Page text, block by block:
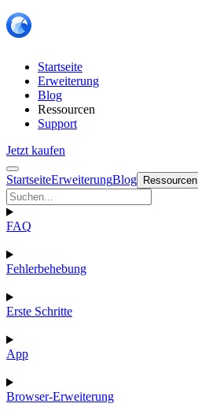
Startseite
Erweiterung
Blog
Ressourcen
Support
Jetzt kaufen
StartseiteErweiterungBlog Ressourcen
FAQ
Fehlerbehebung
Erste Schritte
App
Browser-Erweiterung